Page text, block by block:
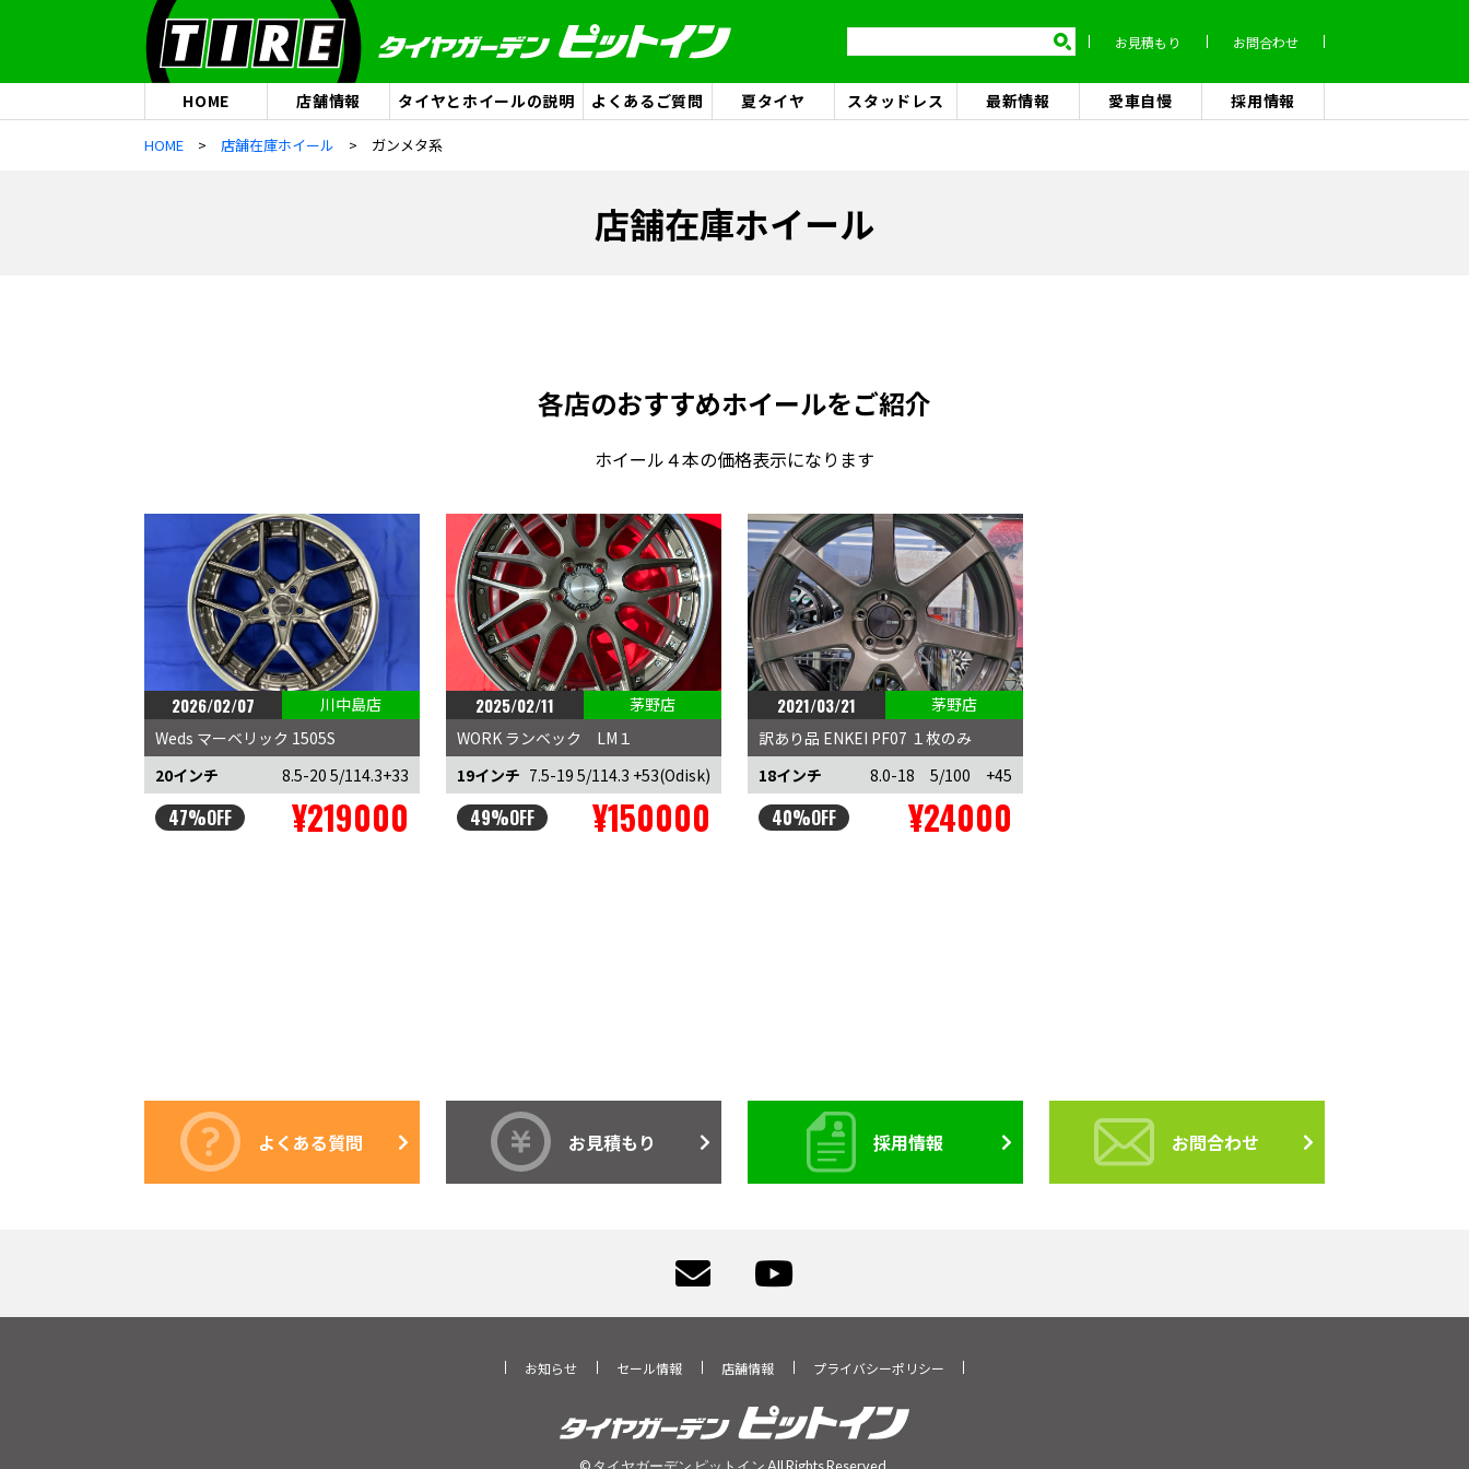
お見積もり お問合わせ
HOME 店舗情報 タイヤとホイールの説明 よくあるご質問 夏タイヤ スタッドレス 最新情報 愛車自慢 採用情報
HOME 店舗在庫ホイール ガンメタ系
店舗在庫ホイール
各店のおすすめホイールをご紹介
ホイール４本の価格表示になります
2026/02/07
川中島店
Weds マーベリック 1505S
20インチ
8.5-20 5/114.3+33
47%OFF ¥219000
2025/02/11
茅野店
WORK ランベック LM１
19インチ 7.5-19 5/114.3 +53(Odisk)
49%OFF ¥150000
2021/03/21
茅野店
訳あり品 ENKEI PF07 １枚のみ
18インチ
8.0-18 5/100 +45
40%OFF ¥24000
よくある質問 お見積もり 採用情報 お問合わせ
お知らせ セール情報 店舗情報 プライバシーポリシー
© タイヤガーデン ピットイン All Rights Reserved.